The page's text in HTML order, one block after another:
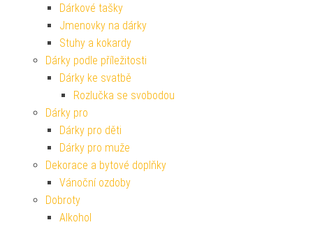
Dárkové tašky
Jmenovky na dárky
Stuhy a kokardy
Dárky podle příležitosti
Dárky ke svatbě
Rozlučka se svobodou
Dárky pro
Dárky pro děti
Dárky pro muže
Dekorace a bytové doplňky
Vánoční ozdoby
Dobroty
Alkohol